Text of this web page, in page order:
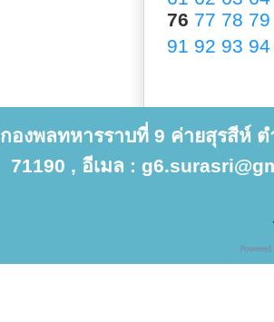
76 77 78 79
91 92 93 94
กองพลทหารราบที่ 9 ค่ายสุรสีห์
71190 , อีเมล :